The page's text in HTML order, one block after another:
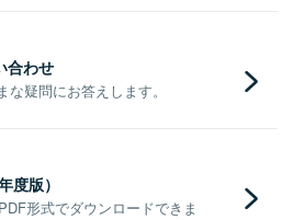
合わせ
疑問にお答えします。
度版）
形式でダウンロードできま